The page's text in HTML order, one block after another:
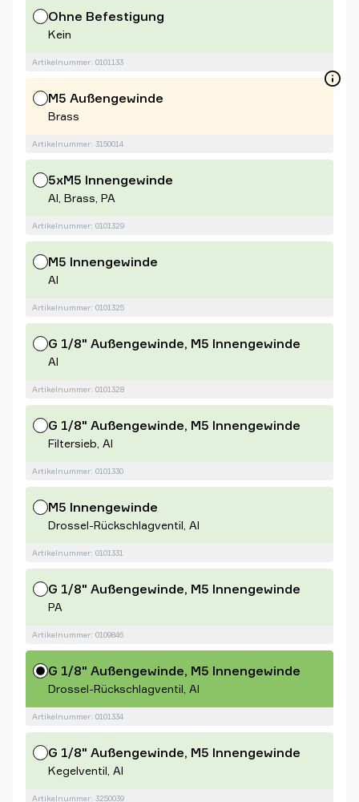
Ohne Befestigung
Kein
Artikelnummer: 0101133
M5 Außengewinde
Brass
Artikelnummer: 3150014
5xM5 Innengewinde
Al, Brass, PA
Artikelnummer: 0101329
M5 Innengewinde
Al
Artikelnummer: 0101325
G 1/8" Außengewinde, M5 Innengewinde
Al
Artikelnummer: 0101328
G 1/8" Außengewinde, M5 Innengewinde
Filtersieb, Al
Artikelnummer: 0101330
M5 Innengewinde
Drossel-Rückschlagventil, Al
Artikelnummer: 0101331
G 1/8" Außengewinde, M5 Innengewinde
PA
Artikelnummer: 0109846
G 1/8" Außengewinde, M5 Innengewinde
Drossel-Rückschlagventil, Al
Artikelnummer: 0101334
G 1/8" Außengewinde, M5 Innengewinde
Kegelventil, Al
Artikelnummer: 3250039